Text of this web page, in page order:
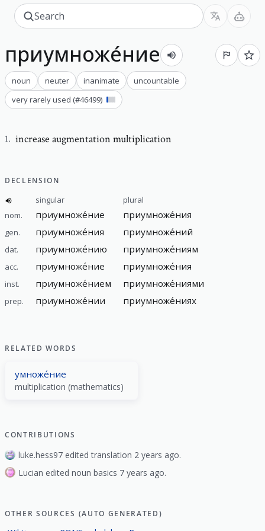
приумноже́ние
noun neuter inanimate
uncountable
very rarely used (#46499)
1. increase augmentation multiplication
DECLENSION
singular
plural
nom.
приумноже́ние приумноже́ния
gen. приумноже́ния приумноже́ний
dat. приумноже́нию приумноже́ниям
acc. приумноже́ние приумноже́ния
inst. приумноже́нием приумноже́ниями
prep. приумноже́нии приумноже́ниях
RELATED WORDS
умноже́ние
multiplication (mathematics)
CONTRIBUTIONS
luke.hess97 edited translation 2 years ago.
Lucian edited noun basics 7 years ago.
OTHER SOURCES (AUTO GENERATED)